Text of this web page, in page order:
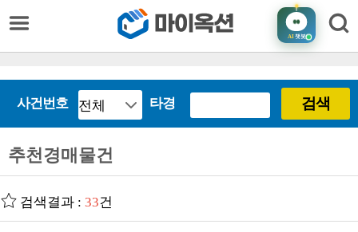
AI챗봇
사건번호 타경 검색
추천경매물건
검색결과 : 33건